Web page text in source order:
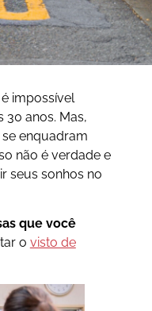
impossível
30 anos. Mas,
enquadram
não é verdade e
seus sonhos no
que você
o visto de